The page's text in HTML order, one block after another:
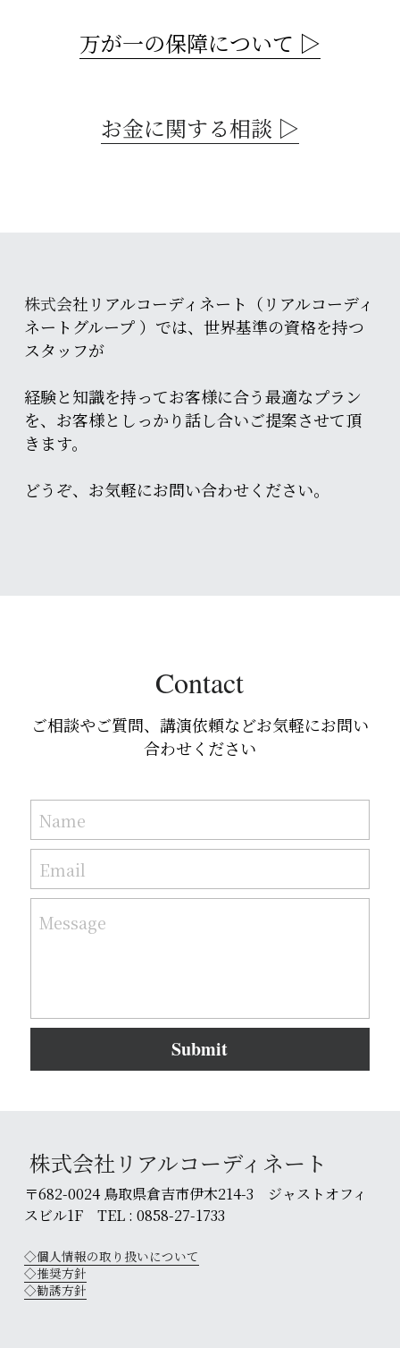
万が一の保障について ▷
お金に関する相談 ▷
株式会社リアルコーディネート （リアルコーディ
ネートグループ ） では、世界基準の資格を持つ
スタッフが
経験と知識を持ってお客様に合う最適なプラン
を、お客様としっかり話し合いご提案させて頂
きます。
どうぞ、お気軽にお問い合わせください。
Contact
ご相談やご質問、講演依頼などお気軽にお問い
合わせください
Name
Email
Message
Submit
株式会社リアルコーディネート
〒682-0024 鳥取県倉吉市伊木214-3　ジャストオフィ
スビル1F　TEL : 0858-27-1733
◇個人情報の取り扱いについて
◇推奨方針
◇勧誘方針